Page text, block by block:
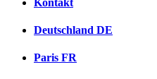
Deutschland DE
Paris FR